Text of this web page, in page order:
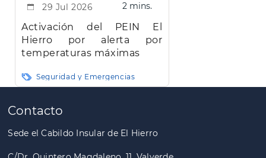
29 Jul 2026 2 mins.
Activación del PEIN El
Hierro por alerta por
temperaturas máximas
Seguridad y Emergencias
Paginación
Contacto
Sede el Cabildo Insular de El Hierro